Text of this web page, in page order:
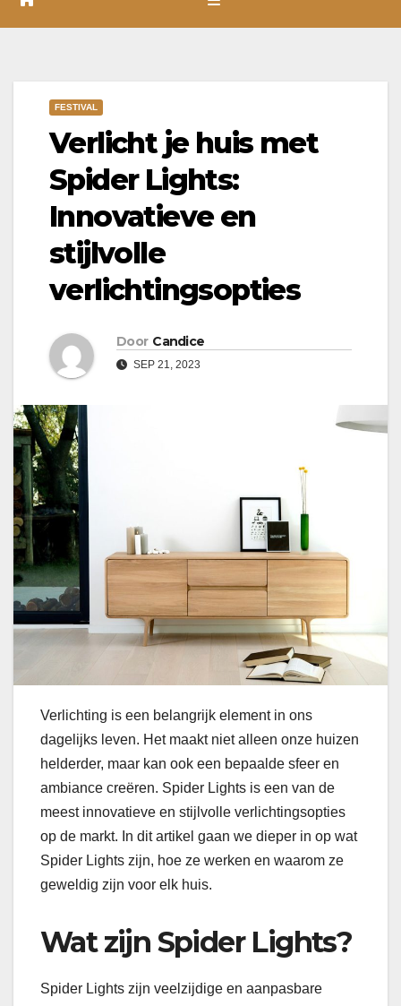
FESTIVAL
Verlicht je huis met
Spider Lights:
Innovatieve en
stijlvolle
verlichtingsopties
Door Candice
SEP 21, 2023
Verlichting is een belangrijk element in ons
dagelijks leven. Het maakt niet alleen onze huizen
helderder, maar kan ook een bepaalde sfeer en
ambiance creëren. Spider Lights is een van de
meest innovatieve en stijlvolle verlichtingsopties
op de markt. In dit artikel gaan we dieper in op wat
Spider Lights zijn, hoe ze werken en waarom ze
geweldig zijn voor elk huis.
Wat zijn Spider Lights?
Spider Lights zijn veelzijdige en aanpasbare